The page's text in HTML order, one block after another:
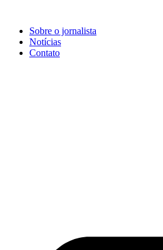
conteúdo
Sobre o jornalista
Notícias
Contato